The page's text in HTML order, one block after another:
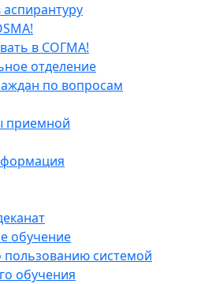
в СОГМА!
отделение
по вопросам
приемной
обучение
пользованию системой
обучения